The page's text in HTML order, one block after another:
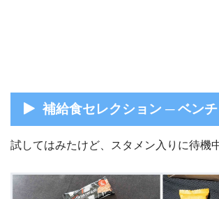
補給食セレクション ─ ベン
試してはみたけど、スタメン入りに待機